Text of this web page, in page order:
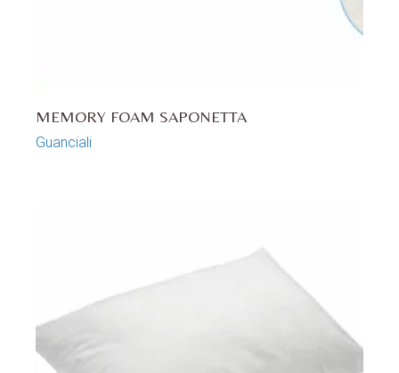
MEMORY FOAM SAPONETTA
Guanciali